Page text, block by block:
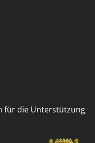
für die Unterstützung